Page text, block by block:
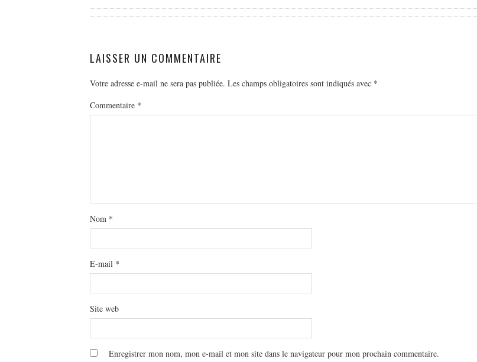
LAISSER UN COMMENTAIRE
Votre adresse e-mail ne sera pas publiée. Les champs obligatoires sont indiqués avec *
Commentaire *
Nom *
E-mail *
Site web
Enregistrer mon nom, mon e-mail et mon site dans le navigateur pour mon prochain commentaire.